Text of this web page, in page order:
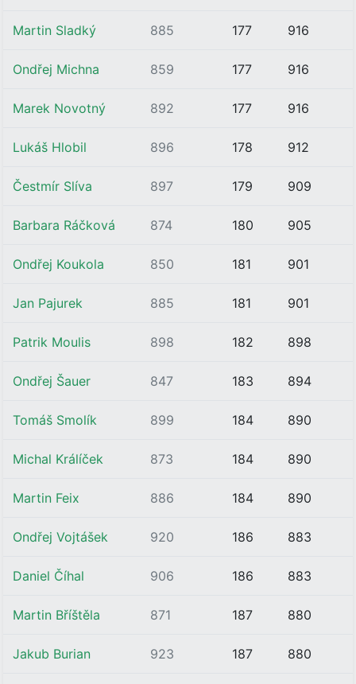
Martin Sladký 885 177 916
Ondřej Michna 859 177 916
Marek Novotný 892 177 916
Lukáš Hlobil 896 178 912
Čestmír Slíva 897 179 909
Barbara Ráčková 874 180 905
Ondřej Koukola 850 181 901
Jan Pajurek 885 181 901
Patrik Moulis 898 182 898
Ondřej Šauer 847 183 894
Tomáš Smolík 899 184 890
Michal Králíček 873 184 890
Martin Feix 886 184 890
Ondřej Vojtášek 920 186 883
Daniel Číhal 906 186 883
Martin Bříštěla 871 187 880
Jakub Burian 923 187 880